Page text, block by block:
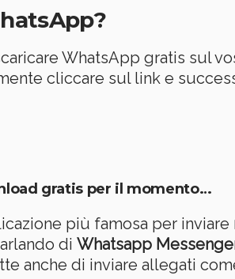
WhatsApp gratis sul
cliccare sul link e
gratis per il momento…
più famosa per inviare
di Whatsapp
anche di inviare allegati